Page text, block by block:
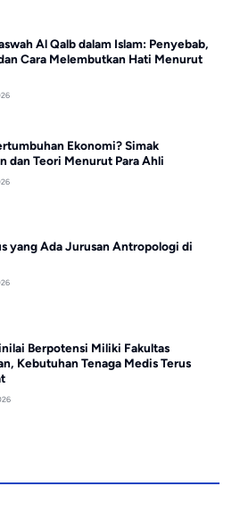
Al Qalb dalam Islam: Penyebab,
Cara Melembutkan Hati Menurut
Ekonomi? Simak
dan Teori Menurut Para Ahli
yang Ada Jurusan Antropologi di
Berpotensi Miliki Fakultas
Kebutuhan Tenaga Medis Terus